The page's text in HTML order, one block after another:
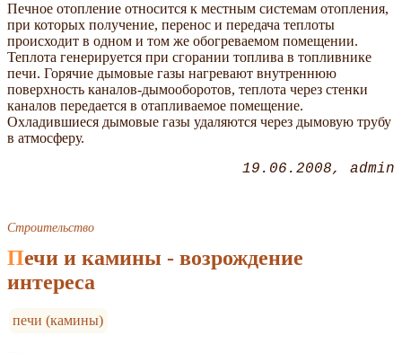
Печное отопление относится к местным системам отопления,
при которых получение, перенос и передача теплоты
происходит в одном и том же обогреваемом помещении.
Теплота генерируется при сгорании топлива в топливнике
печи. Горячие дымовые газы нагревают внутреннюю
поверхность каналов-дымооборотов, теплота через стенки
каналов передается в отапливаемое помещение.
Охладившиеся дымовые газы удаляются через дымовую трубу
в атмосферу.
19.06.2008 admin
Строительство
Печи и камины - возрождение
интереса
печи (камины)